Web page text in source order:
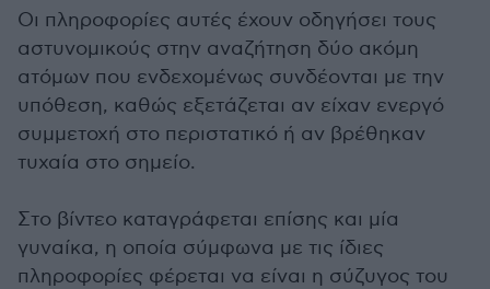
Οι πληροφορίες αυτές έχουν οδηγήσει τους
αστυνομικούς στην αναζήτηση δύο ακόμη
ατόμων που ενδεχομένως συνδέονται με την
υπόθεση, καθώς εξετάζεται αν είχαν ενεργό
συμμετοχή στο περιστατικό ή αν βρέθηκαν
τυχαία στο σημείο.
Στο βίντεο καταγράφεται επίσης και μία
γυναίκα, η οποία σύμφωνα με τις ίδιες
πληροφορίες φέρεται να είναι η σύζυγος του